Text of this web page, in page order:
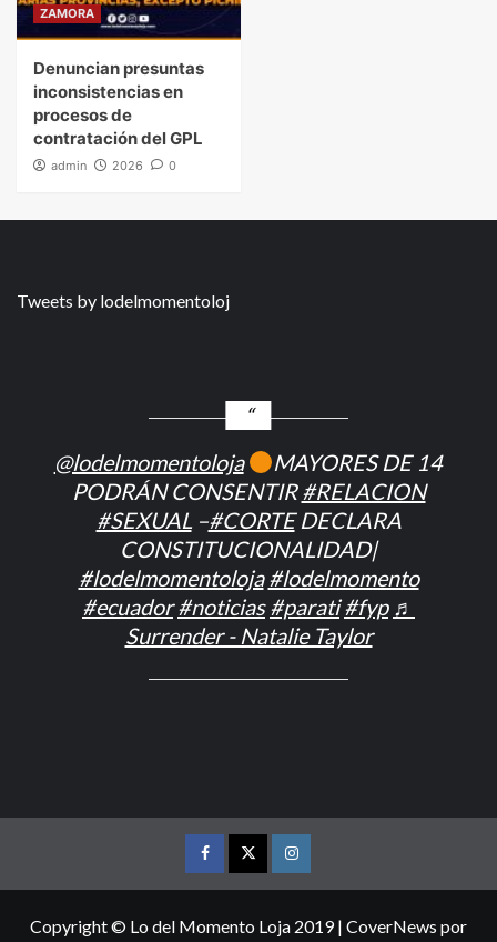
ZAMORA
Denuncian presuntas
inconsistencias en
procesos de
contratación del GPL
admin 2026 0
Tweets by lodelmomentoloj
@lodelmomentoloja
MAYORES DE 14
PODRÁN CONSENTIR#RELACION
#SEXUAL–#CORTEDECLARA
CONSTITUCIONALIDAD|
#lodelmomentoloja #lodelmomento
#ecuador #noticias #parati #fyp ♬
Surrender - Natalie Taylor
FACEBOOK
TWITTERINSTAGRAM
Copyright © Lo del Momento Loja 2019| CoverNews por